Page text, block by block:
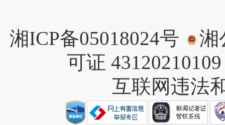
湘ICP备05018024号
湘
可证
互联网违法